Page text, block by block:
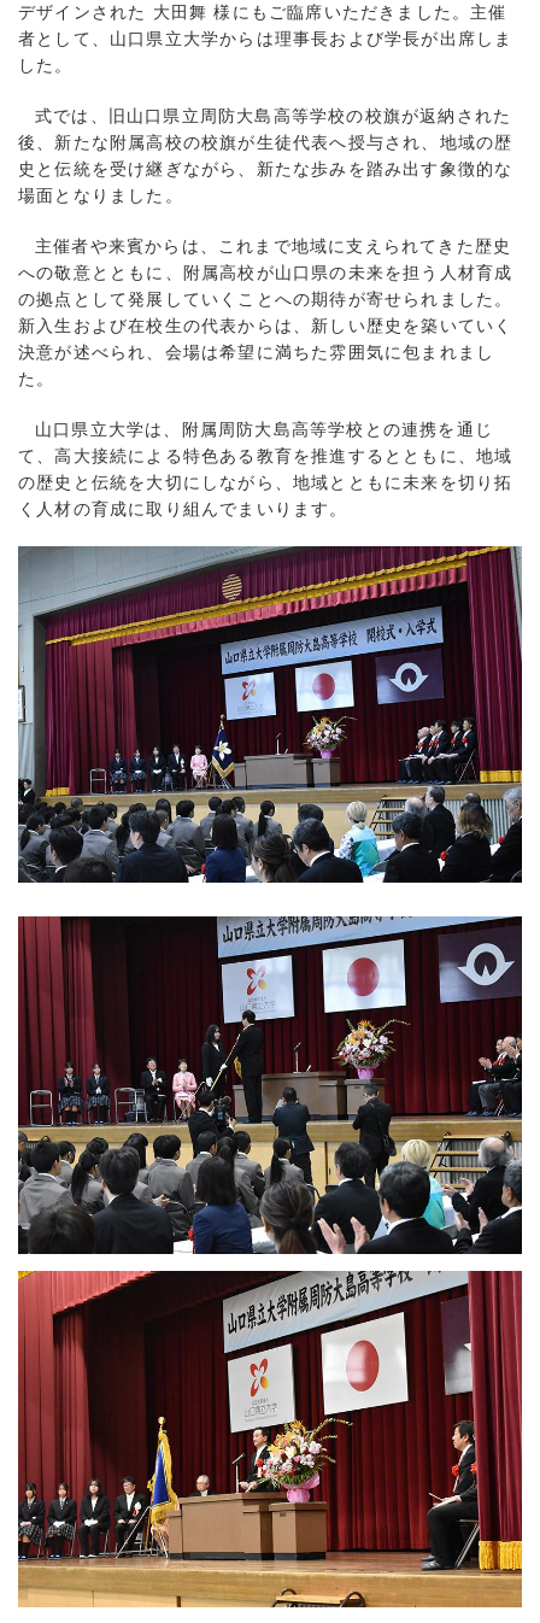
デザインされた 大田舞 様にもご臨席いただきました。主催
者として、山口県立大学からは理事長および学長が出席しま
した。
式では、旧山口県立周防大島高等学校の校旗が返納された
後、新たな附属高校の校旗が生徒代表へ授与され、地域の歴
史と伝統を受け継ぎながら、新たな歩みを踏み出す象徴的な
場面となりました。
主催者や来賓からは、これまで地域に支えられてきた歴史
への敬意とともに、附属高校が山口県の未来を担う人材育成
の拠点として発展していくことへの期待が寄せられました。
新入生および在校生の代表からは、新しい歴史を築いていく
決意が述べられ、会場は希望に満ちた雰囲気に包まれまし
た。
山口県立大学は、附属周防大島高等学校との連携を通じ
て、高大接続による特色ある教育を推進するとともに、地域
の歴史と伝統を大切にしながら、地域とともに未来を切り拓
く人材の育成に取り組んでまいります。